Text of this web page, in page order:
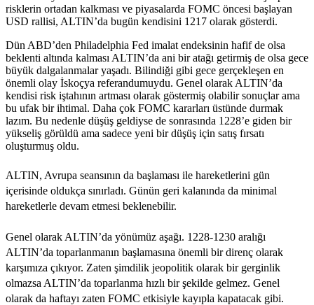
risklerin ortadan kalkması ve piyasalarda FOMC öncesi başlayan
USD rallisi, ALTIN’da bugün kendisini 1217 olarak gösterdi.
Dün ABD’den Philadelphia Fed imalat endeksinin hafif de olsa
beklenti altında kalması ALTIN’da ani bir atağı getirmiş de olsa gece
büyük dalgalanmalar yaşadı. Bilindiği gibi gece gerçekleşen en
önemli olay İskoçya referandumuydu. Genel olarak ALTIN’da
kendisi risk iştahının artması olarak göstermiş olabilir sonuçlar ama
bu ufak bir ihtimal. Daha çok FOMC kararları üstünde durmak
lazım. Bu nedenle düşüş geldiyse de sonrasında 1228’e giden bir
yükseliş görüldü ama sadece yeni bir düşüş için satış fırsatı
oluşturmuş oldu.
ALTIN, Avrupa seansının da başlaması ile hareketlerini gün
içerisinde oldukça sınırladı. Günün geri kalanında da minimal
hareketlerle devam etmesi beklenebilir.
Genel olarak ALTIN’da yönümüz aşağı. 1228-1230 aralığı
ALTIN’da toparlanmanın başlamasına önemli bir direnç olarak
karşımıza çıkıyor. Zaten şimdilik jeopolitik olarak bir gerginlik
olmazsa ALTIN’da toparlanma hızlı bir şekilde gelmez. Genel
olarak da haftayı zaten FOMC etkisiyle kayıpla kapatacak gibi.